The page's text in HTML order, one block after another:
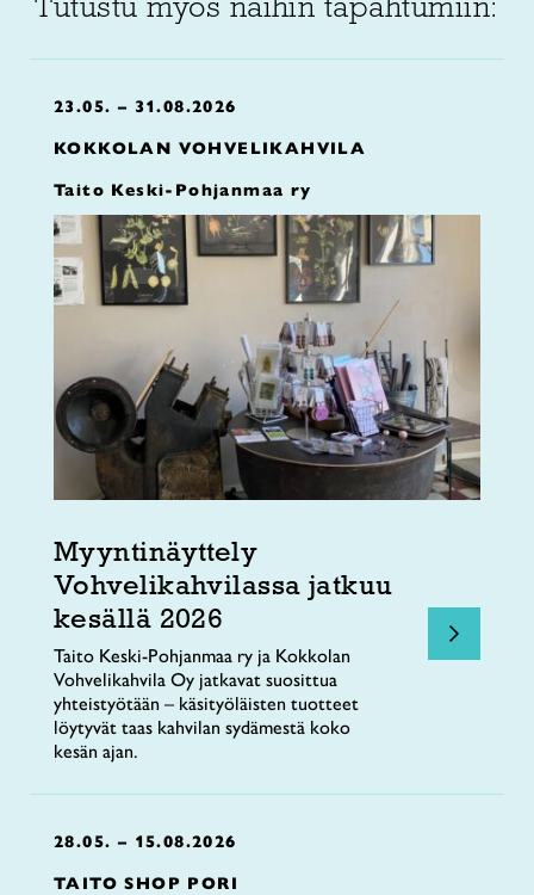
23.05. – 31.08.2026
KOKKOLAN VOHVELIKAHVILA
Taito Keski-Pohjanmaa ry
Myyntinäyttely
Vohvelikahvilassa jatkuu
kesällä 2026
Taito Keski-Pohjanmaa ry ja Kokkolan
Vohvelikahvila Oy jatkavat suosittua
yhteistyötään – käsityöläisten tuotteet
löytyvät taas kahvilan sydämestä koko
kesän ajan.
28.05. – 15.08.2026
TAITO SHOP PORI